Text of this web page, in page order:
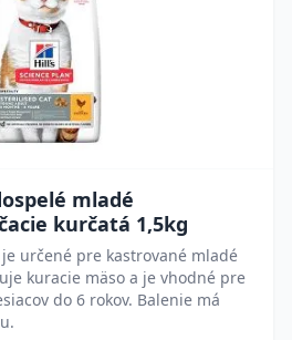
mladé
kurčatá 1,5kg
určené pre kastrované mladé
kuracie mäso a je vhodné pre
do 6 rokov. Balenie má